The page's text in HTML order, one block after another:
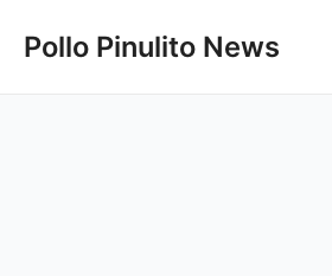
Pollo Pinulito News